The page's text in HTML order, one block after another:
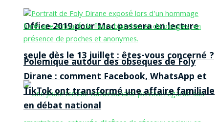
Office 2019 pour Mac passera en lecture
seule dès le 13 juillet : êtes-vous concerné ?
Polémique autour des obsèques de Foly
Dirane : comment Facebook, WhatsApp et
TikTok ont transformé une affaire familiale
en débat national